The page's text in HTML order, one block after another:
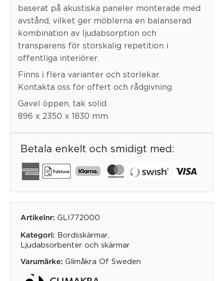
baserat på akustiska paneler monterade med
avstånd, vilket ger möblerna en balanserad
kombination av ljudabsorption och
transparens för storskalig repetition i
offentliga interiörer.
Finns i flera varianter och storlekar.
Kontakta oss för offert och rådgivning.
Gavel öppen, tak solid
896 x 2350 x 1830 mm
Betala enkelt och smidigt med:
Artikelnr: GLI772000
Kategori: Bordsskärmar
Ljudabsorbenter och skärmar
Varumärke: Glimåkra Of Sweden